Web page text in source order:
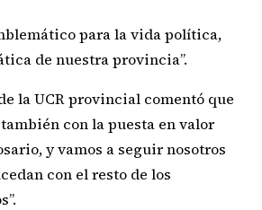
para la vida política,
de nuestra provincia”.
la UCR provincial comentó que
con la puesta en valor
y vamos a seguir nosotros
con el resto de los